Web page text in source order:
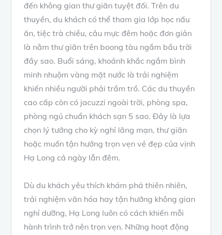
đến không gian thư giãn tuyệt đối. Trên du
thuyền, du khách có thể tham gia lớp học nấu
ăn, tiệc trà chiều, câu mực đêm hoặc đơn giản
là nằm thư giãn trên boong tàu ngắm bầu trời
đầy sao. Buổi sáng, khoảnh khắc ngắm bình
minh nhuộm vàng mặt nước là trải nghiệm
khiến nhiều người phải trầm trồ. Các du thuyền
cao cấp còn có jacuzzi ngoài trời, phòng spa,
phòng ngủ chuẩn khách sạn 5 sao. Đây là lựa
chọn lý tưởng cho kỳ nghỉ lãng mạn, thư giãn
hoặc muốn tận hưởng trọn vẹn vẻ đẹp của vịnh
Hạ Long cả ngày lẫn đêm.
Dù du khách yêu thích khám phá thiên nhiên,
trải nghiệm văn hóa hay tận hưởng không gian
nghỉ dưỡng, Hạ Long luôn có cách khiến mỗi
hành trình trở nên trọn vẹn. Những hoạt động